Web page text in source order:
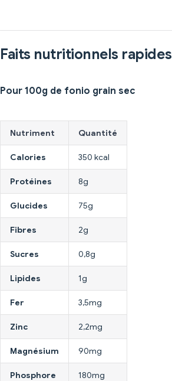
Faits nutritionnels rapides
Pour 100g de fonio grain sec
Nutriment Quantité
Calories 350 kcal
Protéines 8g
Glucides 75g
Fibres 2g
Sucres 0,8g
Lipides 1g
Fer 3,5mg
Zinc 2,2mg
Magnésium 90mg
Phosphore 180mg